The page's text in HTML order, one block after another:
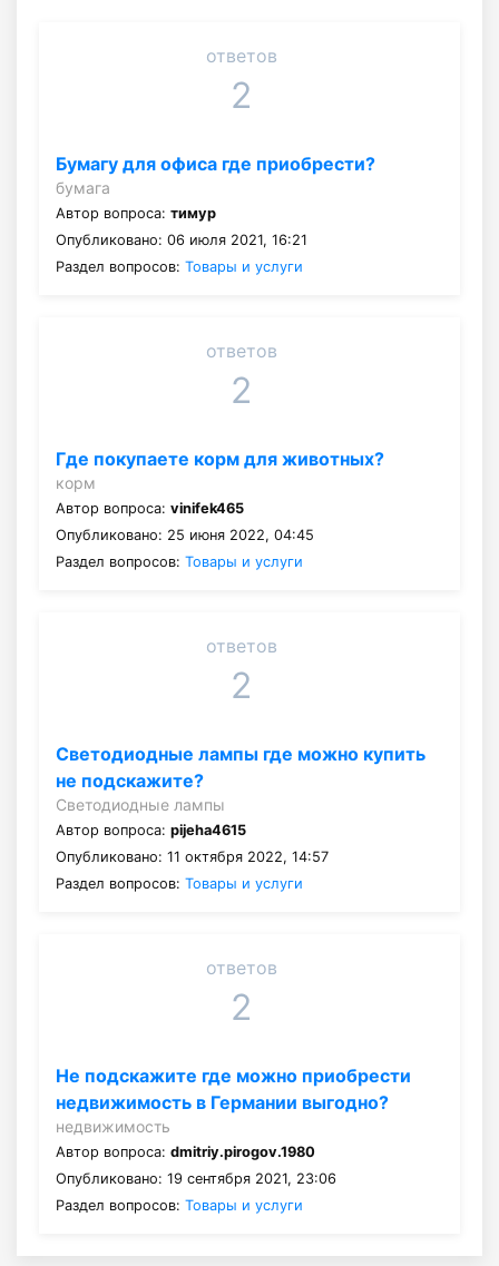
ответов
2
Бумагу для офиса где приобрести?
бумага
Автор вопроса: тимур
Опубликовано: 06 июля 2021, 16:21
Раздел вопросов: Товары и услуги
ответов
2
Где покупаете корм для животных?
корм
Автор вопроса: vinifek465
Опубликовано: 25 июня 2022, 04:45
Раздел вопросов: Товары и услуги
ответов
2
Светодиодные лампы где можно купить
не подскажите?
Светодиодные лампы
Автор вопроса: pijeha4615
Опубликовано: 11 октября 2022, 14:57
Раздел вопросов: Товары и услуги
ответов
2
Не подскажите где можно приобрести
недвижимость в Германии выгодно?
недвижимость
Автор вопроса: dmitriy.pirogov.1980
Опубликовано: 19 сентября 2021, 23:06
Раздел вопросов: Товары и услуги